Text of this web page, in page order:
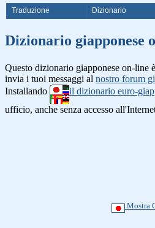
Traduzione Dizionario
Dizionario giapponese
Questo dizionario giapponese on-line
invia i tuoi messaggi al nostro forum
Installando
il dizionario euro-
ufficio, anche senza accesso
Mostra